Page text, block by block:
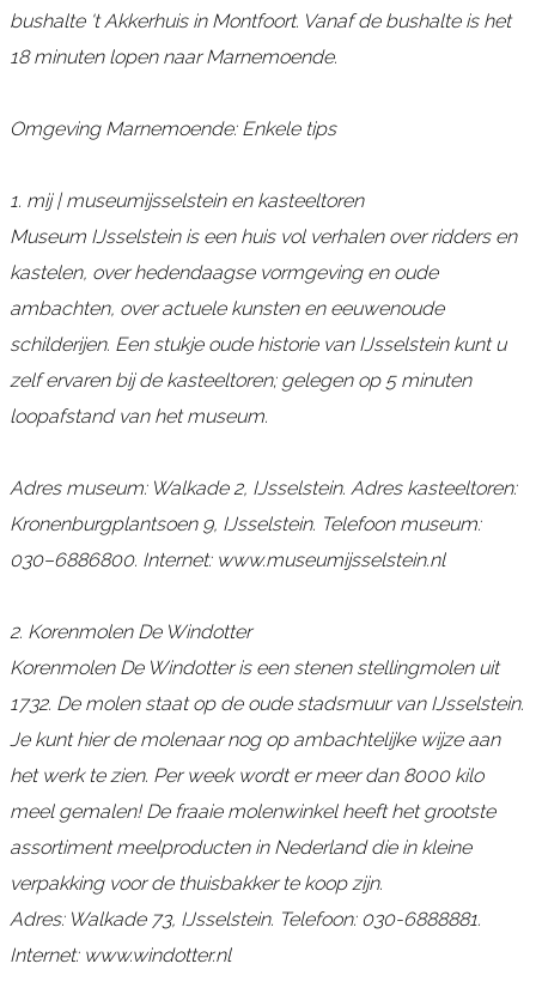
d
e
bushalte 't Akkerhuis in Montfoort. Vanaf de bushalte is het
18 minuten lopen naar Marnemoende.
Omgeving Marnemoende: Enkele tips
1. mij | museumijsselstein en kasteeltoren
Museum IJsselstein is een huis vol verhalen over ridders en
kastelen, over hedendaagse vormgeving en oude
ambachten, over actuele kunsten en eeuwenoude
schilderijen. Een stukje oude historie van IJsselstein kunt u
zelf ervaren bij de kasteeltoren; gelegen op 5 minuten
loopafstand van het museum.
Adres museum: Walkade 2, IJsselstein. Adres kasteeltoren:
Kronenburgplantsoen 9, IJsselstein. Telefoon museum:
030–6886800. Internet: www.museumijsselstein.nl
2. Korenmolen De Windotter
Korenmolen De Windotter is een stenen stellingmolen uit
1732. De molen staat op de oude stadsmuur van IJsselstein.
Je kunt hier de molenaar nog op ambachtelijke wijze aan
het werk te zien. Per week wordt er meer dan 8000 kilo
meel gemalen! De fraaie molenwinkel heeft het grootste
assortiment meelproducten in Nederland die in kleine
verpakking voor de thuisbakker te koop zijn.
Adres: Walkade 73, IJsselstein. Telefoon: 030-6888881.
Internet: www.windotter.nl